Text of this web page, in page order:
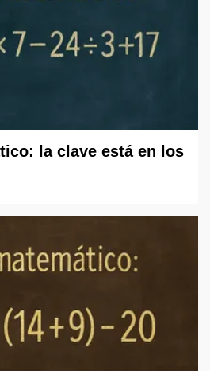
la clave está en los